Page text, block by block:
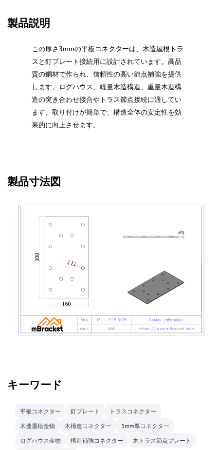
製品説明
この厚さ3mmの平板コネクターは、木造屋根トラ
スと釘プレート接続用に設計されています。高品
質の鋼材で作られ、信頼性の高い節点補強を提供
します。ログハウス、軽量木造構造、重量木造構
造の突き合わせ接合やトラス節点接続に適してい
ます。取り付けが簡単で、構造全体の安定性を効
果的に向上させます。
製品寸法図
キーワード
平板コネクター 釘プレート
トラスコネクター
木造屋根金物
木構造コネクター
3mm厚コネクター
ログハウス金物
構造補強コネクター
木トラス節点プレート